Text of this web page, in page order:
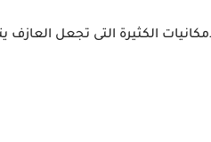
الكثيرة التى تجعل